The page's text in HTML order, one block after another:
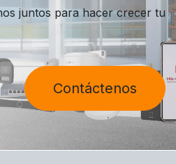
juntos para hacer crecer tu
Contáctenos